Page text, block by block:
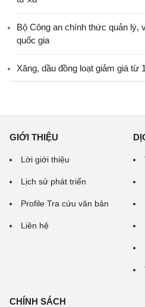
Bộ Công an chính thức quản lý,
quốc gia
Xăng, dầu đồng loạt giảm giá từ
GIỚI THIỆU
Lời giới thiệu
Lịch sử phát triển
Profile Tra cứu văn bản
Liên hệ
CHÍNH SÁCH